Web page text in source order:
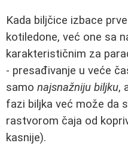
Kada biljčice izbace
kotiledone, već one sa
karakterističnim za
- presađivanje u veće
samo najsnažniju biljku,
fazi biljka već može da
rastvorom čaja od
kasnije).